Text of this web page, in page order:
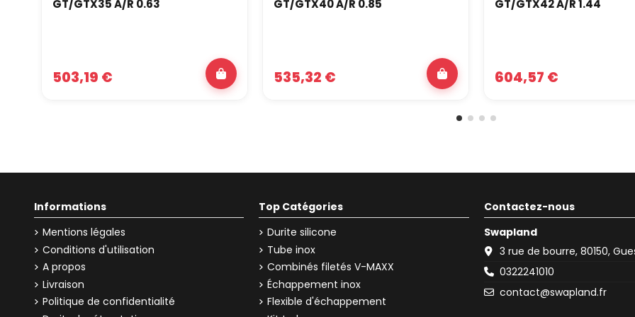
GT/GTX35 A/R 0.63
503,19 €
GT/GTX40 A/R 0.85
535,32 €
GT/GTX42 A/R 1.44
604,57 €
Informations
Mentions légales
Conditions d'utilisation
A propos
Livraison
Politique de confidentialité
Top Catégories
Durite silicone
Tube inox
Combinés filetés V-MAXX
Échappement inox
Flexible d'échappement
Contactez-nous
Swapland
3 rue de bourre, 80150,
0322241010
contact@swapland.fr